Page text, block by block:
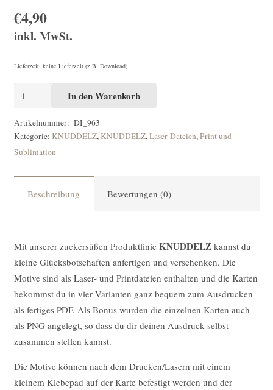
€4,90
inkl. MwSt.
Lieferzeit: keine Lieferzeit (z.B. Download)
KNUDDELZ
Affe
[Digital]
In den Warenkorb
Artikelnummer: DI_963
Kategorie: KNUDDELZ, KNUDDELZ,Laser-Dateien,Print und
Sublimation
Beschreibung Bewertungen (0)
Mit unserer zuckersüßen Produktlinie KNUDDELZkannst du
kleine Glücksbotschaften anfertigen und verschenken. Die
Motive sind als Laser- und Printdateien enthalten und die Karten
bekommst du in vier Varianten ganz bequem zum Ausdrucken
als fertiges PDF. Als Bonus wurden die einzelnen Karten auch
als PNG angelegt, so dass du dir deinen Ausdruck selbst
zusammen stellen kannst.
Die Motive können nach dem Drucken/Lasern mit einem
kleinem Klebepad auf der Karte befestigt werden und der